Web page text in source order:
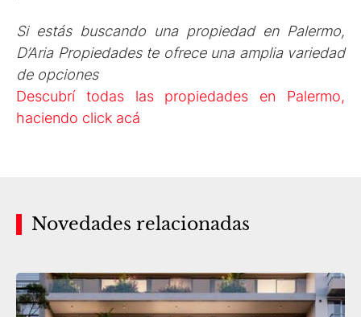
Si estás buscando una propiedad en Palermo,
D’Aria Propiedades te ofrece una amplia variedad
de opciones
Descubrí todas las propiedades en Palermo,
haciendo click acá
Novedades relacionadas